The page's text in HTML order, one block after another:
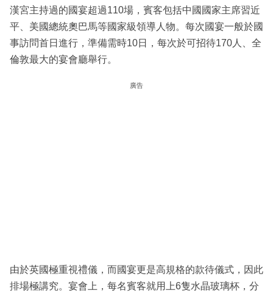
漢宮主持過的國宴超過110場，賓客包括中國國家主席習近
平、美國總統奧巴馬等國家級領導人物。每次國宴一般於國
事訪問首日進行，準備需時10日，每次於可招待170人、全
倫敦最大的宴會廳舉行。
廣告
由於英國極重視禮儀，而國宴更是高規格的款待儀式，因此
排場極講究。宴會上，每名賓客就用上6隻水晶玻璃杯，分